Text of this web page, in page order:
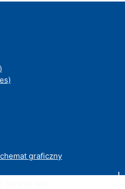
graficzny